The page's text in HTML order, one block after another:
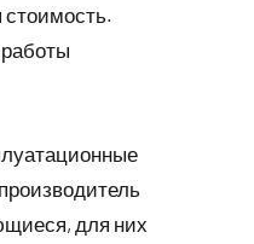
стоимость.
для них